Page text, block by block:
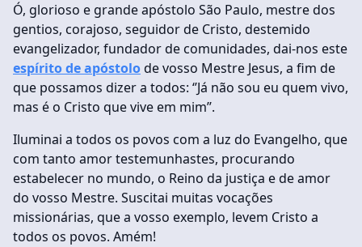
Ó, glorioso e grande apóstolo São Paulo, mestre dos
gentios, corajoso, seguidor de Cristo, destemido
evangelizador, fundador de comunidades, dai-nos este
espírito de apóstolode vosso Mestre Jesus, a fim de
que possamos dizer a todos: ‘’Já não sou eu quem vivo,
mas é o Cristo que vive em mim’’.
Iluminai a todos os povos com a luz do Evangelho, que
com tanto amor testemunhastes, procurando
estabelecer no mundo, o Reino da justiça e de amor
do vosso Mestre. Suscitai muitas vocações
missionárias, que a vosso exemplo, levem Cristo a
todos os povos. Amém!